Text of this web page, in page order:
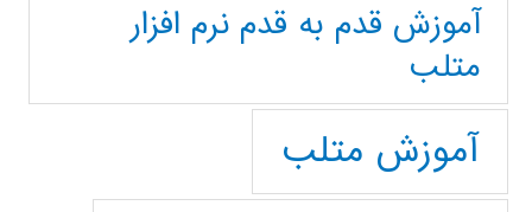
آموزش قدم به قدم نرم افزار
متلب
آموزش متلب